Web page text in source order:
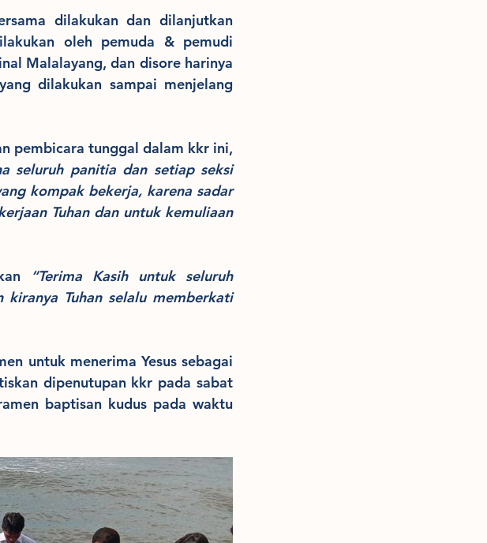
dilakukan dan dilanjutkan
oleh pemuda & pemudi
Malalayang, dan disore harinya
dilakukan sampai menjelang
pembicara tunggal dalam kkr ini,
seluruh panitia dan setiap seksi
kompak bekerja, karena sadar
Tuhan dan untuk kemuliaan
“Terima Kasih untuk seluruh
Tuhan selalu memberkati
untuk menerima Yesus sebagai
dipenutupan kkr pada sabat
baptisan kudus pada waktu